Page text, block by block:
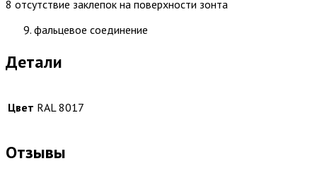
8 отсутствие заклепок на поверхности зонта
фальцевое соединение
Детали
Цвет RAL 8017
Отзывы